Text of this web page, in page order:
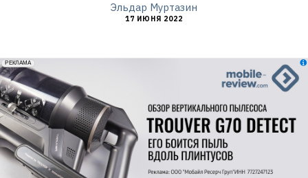
Эльдар Муртазин
17 ИЮНЯ 2022
erid: 2VfnxxmNzs5
РЕКЛАМА